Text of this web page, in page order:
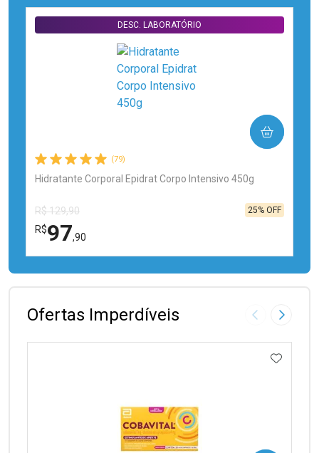
(79)
Hidratante Corporal Epidrat Corpo Intensivo 450g
DESC. LABORATÓRIO
R$ 129,90
R$97,90
25% OFF
COMPRAR
FECHAR
FECHAR
Ofertas Imperdíveis Imagem